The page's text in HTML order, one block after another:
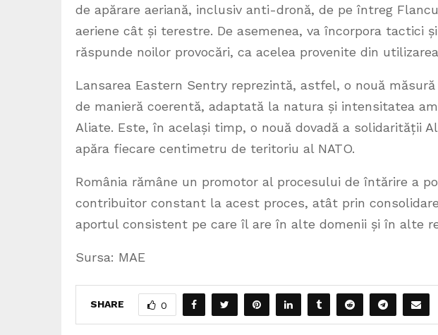
de apărare aeriană, inclusiv anti-dronă, de pe întreg
aeriene cât și terestre. De asemenea, va încorpora tactici
răspunde noilor provocări, ca acelea provenite din
Lansarea Eastern Sentry reprezintă, astfel, o nouă
de manieră coerentă, adaptată la natura și intensitatea
Aliate. Este, în același timp, o nouă dovadă a solidarității
apăra fiecare centimetru de teritoriu al NATO.
România rămâne un promotor al procesului de întărire a
contribuitor constant la acest proces, atât prin
aportul consistent pe care îl are în alte domenii și în alte
Sursa: MAE
SHARE 0